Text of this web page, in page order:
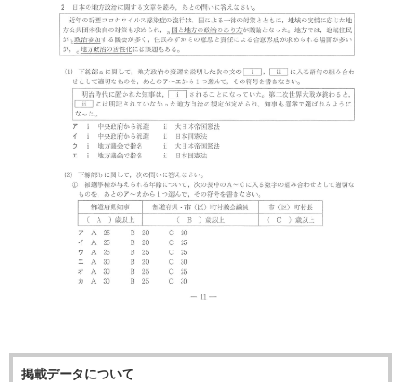
掲載データについて